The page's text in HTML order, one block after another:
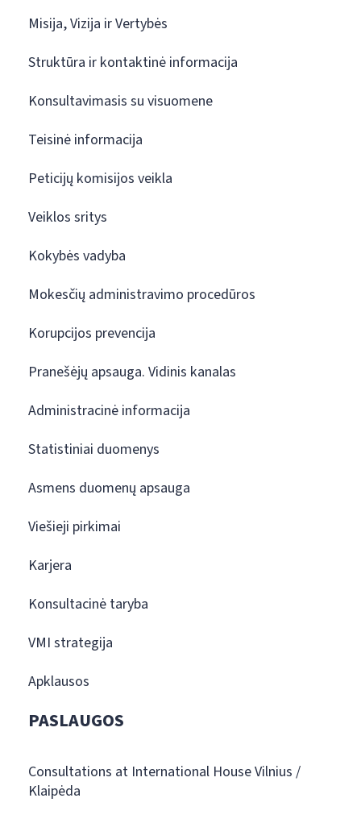
Misija, Vizija ir Vertybės
Struktūra ir kontaktinė informacija
Konsultavimasis su visuomene
Teisinė informacija
Peticijų komisijos veikla
Veiklos sritys
Kokybės vadyba
Mokesčių administravimo procedūros
Korupcijos prevencija
Pranešėjų apsauga. Vidinis kanalas
Administracinė informacija
Statistiniai duomenys
Asmens duomenų apsauga
Viešieji pirkimai
Karjera
Konsultacinė taryba
VMI strategija
Apklausos
PASLAUGOS
Consultations at International House Vilnius /
Klaipėda